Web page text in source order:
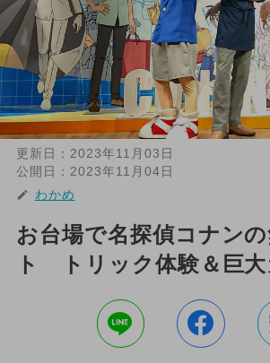
更新日： 2023年11月03日
公開日： 2023年11月04日
わかめ
お台場で名探偵コナン
ト トリック体験＆巨大